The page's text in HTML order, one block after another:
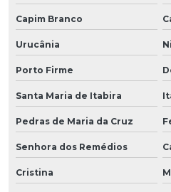
Capim Branco
Urucânia
Porto Firme
Santa Maria de Itabira
Pedras de Maria da Cruz
Senhora dos Remédios
Cristina